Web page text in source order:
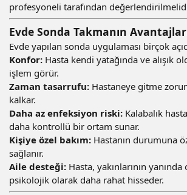
profesyoneli tarafından
Evde Sonda Takmanın
Evde yapılan sonda uygulaması birçok
Konfor: Hasta kendi yatağında ve alışık
işlem görür.
Zaman tasarrufu: Hastaneye gitme
kalkar.
Daha az enfeksiyon riski: Kalabalık
daha kontrollü bir ortam sunar.
Kişiye özel bakım: Hastanın durumuna
sağlanır.
Aile desteği: Hasta, yakınlarının
psikolojik olarak daha rahat hisseder.